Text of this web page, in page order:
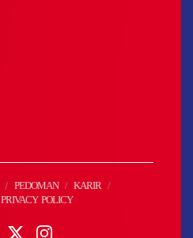
PEDOMAN
KARIR
PRIVACY POLICY